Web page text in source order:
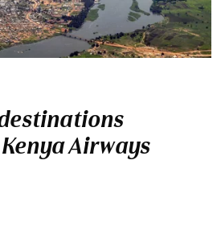
Airways